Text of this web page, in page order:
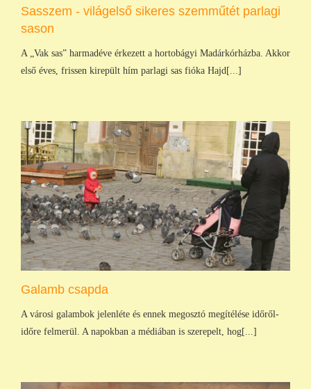
Sasszem - világelső sikeres szemműtét parlagi
sason
A „Vak sas” harmadéve érkezett a hortobágyi Madárkórházba. Akkor
első éves, frissen kirepült hím parlagi sas fióka Hajd[...]
Galamb csapda
A városi galambok jelenléte és ennek megosztó megítélése időről-
időre felmerül. A napokban a médiában is szerepelt, hog[...]